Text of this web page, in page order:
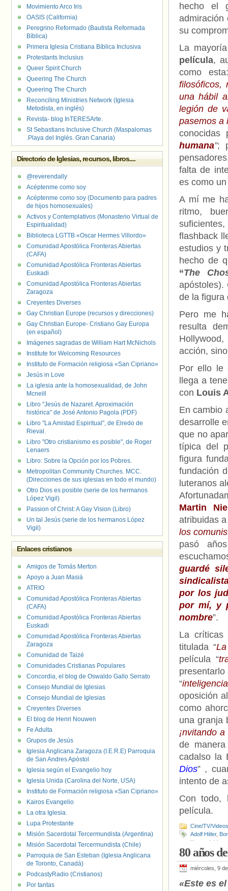
hecho el
admiración
su
La
película,
como
filosóficos,
una hábil
legión de
pasemos a
conocidas
humana”;
falta de
es como
A mí me
ritmo,
flashback
estudios y
hecho de
“The
apóstoles).
de la figura
Pero me
resulta
acción,
Por ello le
llega a
con Louis
En cambio
desarrolle
que no
típica del
figura
fundación
luteranos
Martin
atribuidas
los
pasó
guardé
por los
por mí, y
nombre”.
La
titulada “
película “
“inteligencia
oposición
como
una granja
¡nvitando
de
cadalso la
Dios” ,
intento de
Con todo,
película.
Cine/TV/Videos
Adolf Hitler,
Komarnicki
80 años
miércoles, 9
«Este es
Movimiento Arco Iris
OASIS (California)
Peregrino Reformado (Bautista Reformada
Bíblica)
Primera Iglesia Cristiana Bíblica Inclusiva
Protestants Inclusius
Queer Spirit Church
Queering The Church
Queering The Church
Reconciling Ministries Network (Iglesia
Metodista, en inglés)
Revista- blog InTERESArte.
St Sebastians Inclusive Church (Maspalomas
.Playa del Inglés. Gran Canaria)
Directorio de Iglesias, recursos, libros....
@reverendally
Acéptenme como soy
Acéptenme como soy (Documento para padres
de hijos homosexuales)
Activos y Contemplativos (Monasterio Virtual de
Espiritualidad)
Biblioteca LGTTB «Oscar Hermes Villordo»
Comunidad Apostólica Fronteras Abiertas
(CAFA)
Comunidad Apostólica Fronteras Abiertas
Euskadi
Comunidad Apostólica Fronteras Abiertas
Zaragoza
Creyentes Diverses
Gay Christian Europe (recursos y direcciones)
Gay Christian Europe- Cristiano Gay Europa
(en español)
Imágenes sagradas de William Hart McNichols
Institute for Welcoming Resources
Instituto de Formación religiosa «San Cipriano»
Jesús in Love
La iglesia ante la homosexualidad, de John
Mcneill
Libro "Jesús de Nazaret. Aproximación
histórica" de José Antonio Pagola (PDF)
Libro "La Amistad Espiritual", de Elredo de
Rieval.
Libro "Otro cristianismo es posible", de Roger
Lenaers
Libro: Sobre la Opción por los Pobres.
Metropolitan Community Churches. MCC.
(Direcciones de sus iglesias en todo el mundo)
Otro Dios es posible (serie de los hermanos
López Vigil)
Passion of Christ: A Gay Vision (Libro)
Un tal Jesús (serie de los hermanos López
Vigil)
Enlaces cristianos
Amigos de Tomás Merton
Apoyo a Juan Masiá
ATRIO
Comunidad Apostólica Fronteras Abiertas
(CAFA)
Comunidad Apostólica Fronteras Abiertas
Euskadi
Comunidad Apostólica Fronteras Abiertas
Zaragoza
Comunidad de Taizé
Comunidades Cristianas Populares
Concordia, el blog de Oswaldo Gallo Serrato
Consejo Mundial de Iglesias
Consejo Mundial de Iglesias
Creyentes Diverses
El blog de Henri Nouwen
Fe Adulta
Grupos de Jesús
Iglesia Anglicana Zaragoza (I.E.R.E) Parroquia
de San Andres Apóstol
Iglesia según el Evangelio hoy
Iglesia Unida (Carolina del Norte, USA)
Instituto de Formación religiosa «San Cipriano»
Kairos Evangelio
La otra Iglesia.
Lupa Protestante
Misión Sacerdotal Tercermundista (Argentina)
Misión Sacerdotal Tercermundista (Chile)
Parroquia de San Esteban (Iglesia Anglicana
de Toronto, Canadá)
PodcastyRadio (Cristianos)
Por tantas